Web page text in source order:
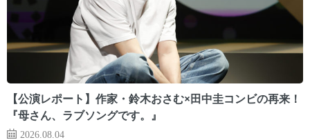
【公演レポート】作家・鈴木おさむ×田中圭コンビの再来！
『母さん、ラブソングです。』
2026.08.04